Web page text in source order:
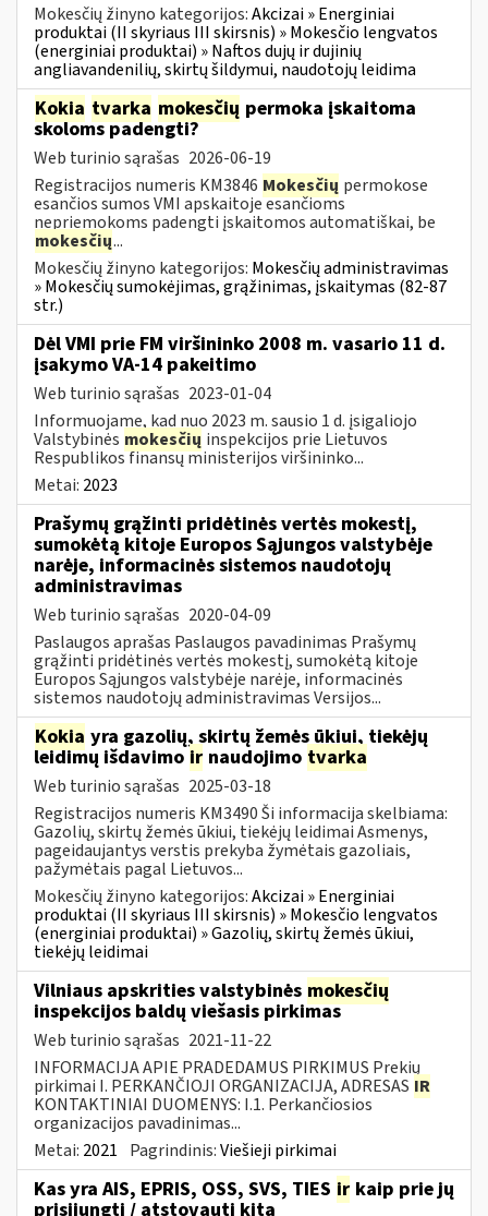
Mokesčių žinyno kategorijos:Akcizai » Energiniai
produktai (II skyriaus III skirsnis) » Mokesčio lengvatos
(energiniai produktai) » Naftos dujų ir dujinių
angliavandenilių, skirtų šildymui, naudotojų leidima
Kokia tvarka mokesčių permoka įskaitoma
skoloms padengti?
Web turinio sąrašas 2026-06-19
Registracijos numeris KM3846 Mokesčių permokose
esančios sumos VMI apskaitoje esančioms
nepriemokoms padengti įskaitomos automatiškai, be
mokesčių...
Mokesčių žinyno kategorijos: Mokesčių administravimas
» Mokesčių sumokėjimas, grąžinimas, įskaitymas (82-87
str.)
Dėl VMI prie FM viršininko 2008 m. vasario 11 d.
įsakymo VA-14 pakeitimo
Web turinio sąrašas 2023-01-04
Informuojame, kad nuo 2023 m. sausio 1 d. įsigaliojo
Valstybinės mokesčių inspekcijos prie Lietuvos
Respublikos finansų ministerijos viršininko...
Metai: 2023
Prašymų grąžinti pridėtinės vertės mokestį,
sumokėtą kitoje Europos Sąjungos valstybėje
narėje, informacinės sistemos naudotojų
administravimas
Web turinio sąrašas 2020-04-09
Paslaugos aprašas Paslaugos pavadinimas Prašymų
grąžinti pridėtinės vertės mokestį, sumokėtą kitoje
Europos Sąjungos valstybėje narėje, informacinės
sistemos naudotojų administravimas Versijos...
Kokia yra gazolių, skirtų žemės ūkiui, tiekėjų
leidimų išdavimo ir naudojimo tvarka
Web turinio sąrašas 2025-03-18
Registracijos numeris KM3490 Ši informacija skelbiama:
Gazolių, skirtų žemės ūkiui, tiekėjų leidimai Asmenys,
pageidaujantys verstis prekyba žymėtais gazoliais,
pažymėtais pagal Lietuvos...
Mokesčių žinyno kategorijos:Akcizai » Energiniai
produktai (II skyriaus III skirsnis) » Mokesčio lengvatos
(energiniai produktai) » Gazolių, skirtų žemės ūkiui,
tiekėjų leidimai
Vilniaus apskrities valstybinės mokesčių
inspekcijos baldų viešasis pirkimas
Web turinio sąrašas 2021-11-22
INFORMACIJA APIE PRADEDAMUS PIRKIMUS Prekių
pirkimai I. PERKANČIOJI ORGANIZACIJA, ADRESAS IR
KONTAKTINIAI DUOMENYS: I.1. Perkančiosios
organizacijos pavadinimas...
Metai: 2021 Pagrindinis:Viešieji pirkimai
Kas yra AIS, EPRIS, OSS, SVS, TIES ir kaip prie jų
prisijungti / atstovauti kitą